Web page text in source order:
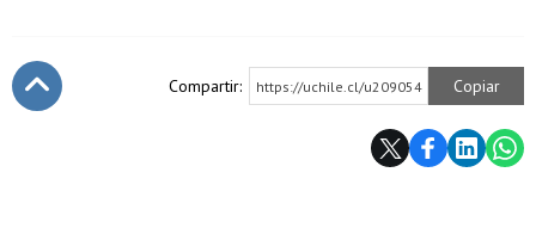
Compartir: https://uchile.cl/u209054 Copiar